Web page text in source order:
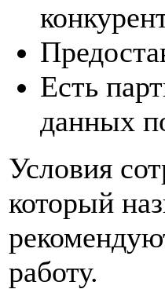
Есть
данных
Условия
который
работу.